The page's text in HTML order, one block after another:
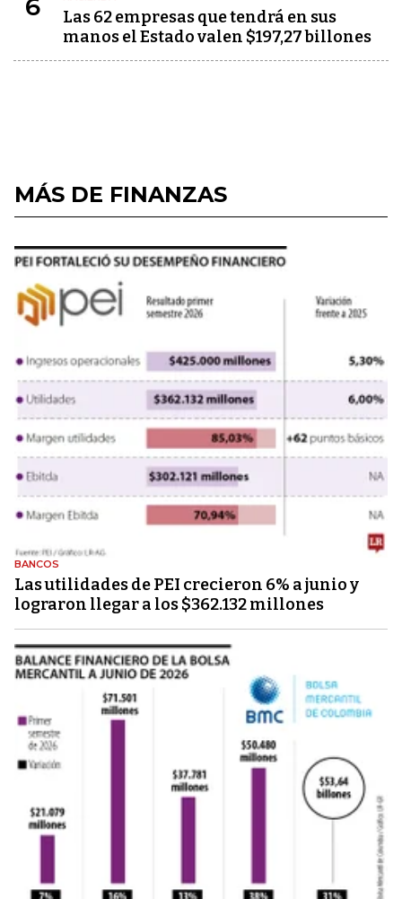
6
Las 62 empresas que tendrá en sus
manos el Estado valen $197,27 billones
MÁS DE FINANZAS
BANCOS
Las utilidades de PEI crecieron 6% a junio y
lograron llegar a los $362.132 millones